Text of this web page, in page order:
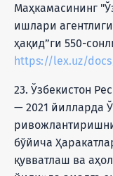
Маҳкамасининг
ишлари
ҳақид”ги 550-
https://lex.uz/
23. Ўзбекистон
— 2021 йилларда
бўйича
қувватлаш ва